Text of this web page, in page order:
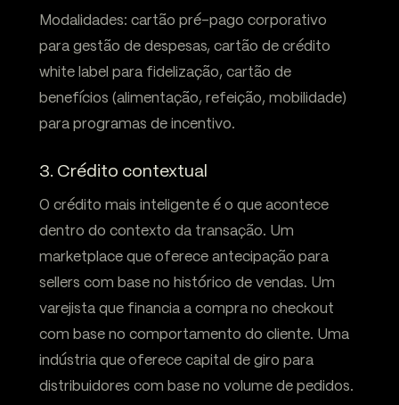
Modalidades: cartão pré-pago corporativo
para gestão de despesas, cartão de crédito
white label para fidelização, cartão de
benefícios (alimentação, refeição, mobilidade)
para programas de incentivo.
3. Crédito contextual
O crédito mais inteligente é o que acontece
dentro do contexto da transação. Um
marketplace que oferece antecipação para
sellers com base no histórico de vendas. Um
varejista que financia a compra no checkout
com base no comportamento do cliente. Uma
indústria que oferece capital de giro para
distribuidores com base no volume de pedidos.